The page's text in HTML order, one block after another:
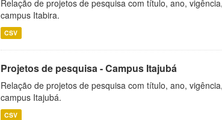
Relação de projetos de pesquisa com título, ano,
campus Itabira.
CSV
Projetos de pesquisa - Campus Itajubá
Relação de projetos de pesquisa com título, ano,
campus Itajubá.
CSV